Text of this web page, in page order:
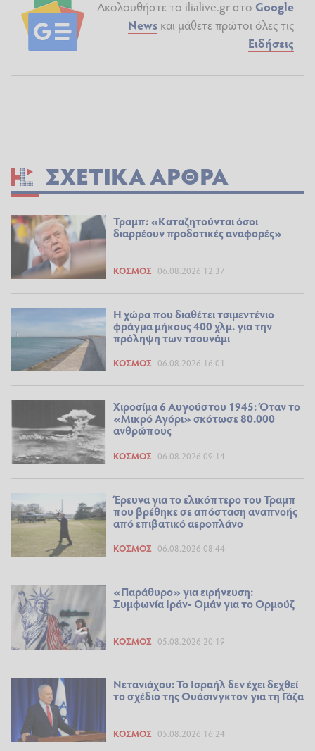
Ακολουθήστε το ilialive.gr στο Google
News και μάθετε πρώτοι όλες τις
Ειδήσεις
ΣΧΕΤΙΚΆ ΆΡΘΡΑ
Τραμπ: «Καταζητούνται όσοι
διαρρέουν προδοτικές αναφορές»
ΚΌΣΜΟΣ 06.08.2026 12:37
Η χώρα που διαθέτει τσιμεντένιο
φράγμα μήκους 400 χλμ. για την
πρόληψη των τσουνάμι
ΚΌΣΜΟΣ 06.08.2026 16:01
Χιροσίμα 6 Αυγούστου 1945: Όταν το
«Μικρό Αγόρι» σκότωσε 80.000
ανθρώπους
ΚΌΣΜΟΣ 06.08.2026 09:14
Έρευνα για το ελικόπτερο του Τραμπ
που βρέθηκε σε απόσταση αναπνοής
από επιβατικό αεροπλάνο
ΚΌΣΜΟΣ 06.08.2026 08:44
«Παράθυρο» για ειρήνευση:
Συμφωνία Ιράν- Ομάν για το Ορμούζ
ΚΌΣΜΟΣ 05.08.2026 20:19
Νετανιάχου: Το Ισραήλ δεν έχει δεχθεί
το σχέδιο της Ουάσινγκτον για τη Γάζα
ΚΌΣΜΟΣ 05.08.2026 16:24